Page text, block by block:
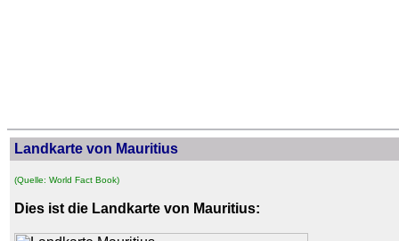
Landkarte von Mauritius
(Quelle: World Fact Book)
Dies ist die Landkarte von Mauritius: